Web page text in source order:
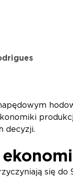
decyzji.
się